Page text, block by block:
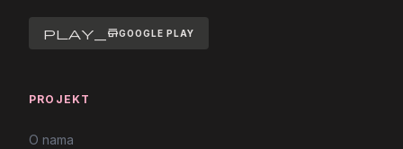
play_storeGOOGLE PLAY
PROJEKT
O nama